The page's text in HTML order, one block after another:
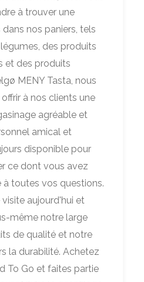
à trouver une
nos paniers, tels
des produits
et des produits
MENY Tasta, nous
à nos clients une
agréable et
amical et
disponible pour
ce dont vous avez
à toutes vos questions.
aujourd'hui et
même notre large
de qualité et notre
la durabilité. Achetez
To Go et faites partie